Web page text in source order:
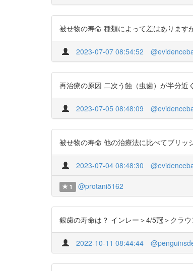
被せ物の寿命 種類によって差はありま
2023-07-07 08:54:52
再治療の原因 二次う蝕（虫歯）が半分近
2023-07-05 08:48:09
被せ物の寿命 他の治療法に比べてブリッ
2023-07-04 08:48:30
1 @protani5162
銀歯の寿命は？ インレー＞4/5冠＞クラ
2022-10-11 08:44:44